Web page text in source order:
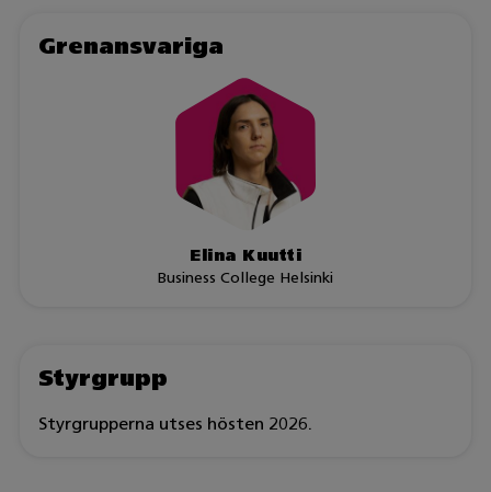
Grenansvariga
Elina Kuutti
Business College Helsinki
Styrgrupp
Styrgrupperna utses hösten 2026.